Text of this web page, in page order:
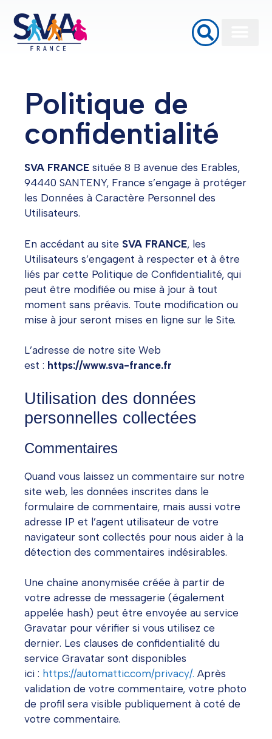
Politique de
confidentialité
SVA FRANCE située 8 B avenue des Erables,
94440 SANTENY, France s’engage à protéger
les Données à Caractère Personnel des
Utilisateurs.
En accédant au site SVA FRANCE, les
Utilisateurs s’engagent à respecter et à être
liés par cette Politique de Confidentialité, qui
peut être modifiée ou mise à jour à tout
moment sans préavis. Toute modification ou
mise à jour seront mises en ligne sur le Site.
L’adresse de notre site Web
est : https://www.sva-france.fr
Utilisation des données
personnelles collectées
Commentaires
Quand vous laissez un commentaire sur notre
site web, les données inscrites dans le
formulaire de commentaire, mais aussi votre
adresse IP et l’agent utilisateur de votre
navigateur sont collectés pour nous aider à la
détection des commentaires indésirables.
Une chaîne anonymisée créée à partir de
votre adresse de messagerie (également
appelée hash) peut être envoyée au service
Gravatar pour vérifier si vous utilisez ce
dernier. Les clauses de confidentialité du
service Gravatar sont disponibles
ici : https://automattic.com/privacy/. Après
validation de votre commentaire, votre photo
de profil sera visible publiquement à coté de
votre commentaire.